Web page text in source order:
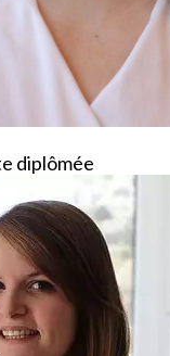
diplômée